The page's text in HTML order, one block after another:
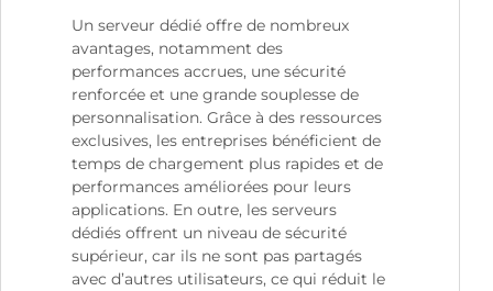
Un serveur dédié offre de nombreux
avantages, notamment des
performances accrues, une sécurité
renforcée et une grande souplesse de
personnalisation. Grâce à des ressources
exclusives, les entreprises bénéficient de
temps de chargement plus rapides et de
performances améliorées pour leurs
applications. En outre, les serveurs
dédiés offrent un niveau de sécurité
supérieur, car ils ne sont pas partagés
avec d’autres utilisateurs, ce qui réduit le